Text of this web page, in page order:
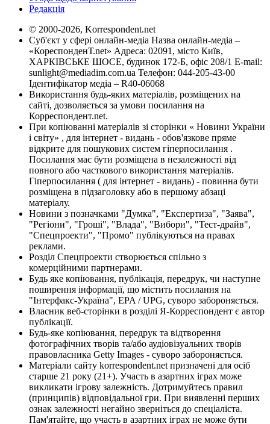
Редакція
© 2000-2026, Korrespondent.net
Суб'єкт у сфері онлайн-медіа Назва онлайн-медіа –
«КореспонденТ.net» Адреса: 02091, місто Київ,
ХАРКІВСЬКЕ ШОСЕ, будинок 172-Б, офіс 208/1 E-mail:
sunlight@mediadim.com.ua Телефон: 044-205-43-00
Ідентифікатор медіа – R40-06068
Використання будь-яких матеріалів, розміщених на
сайті, дозволяється за умови посилання на
Корреспондент.net.
При копіюванні матеріалів зі сторінки « Новини України
і світу» , для інтернет - видань - обов'язкове пряме
відкрите для пошукових систем гіперпосилання .
Посилання має бути розміщена в незалежності від
повного або часткового використання матеріалів.
Гіперпосилання ( для інтернет - видань) - повинна бути
розміщена в підзаголовку або в першому абзаці
матеріалу.
Новини з позначками "Думка", "Експертиза", "Заява",
"Регіони", "Гроші", "Влада", "Вибори", "Тест-драйв",
"Спецпроекти", "Промо" публікуються на правах
реклами.
Розділ Спецпроекти створюється спільно з
комерційними партнерами.
Будь яке копіювання, публікація, передрук, чи наступне
поширення інформації, що містить посилання на
"Інтерфакс-Україна", EPA / UPG, суворо забороняється.
Власник веб-сторінки в розділі Я-Корреспондент є автор
публікації.
Будь-яке копіювання, передрук та відтворення
фотографічних творів та/або аудіовізуальних творів
правовласника Getty Images - суворо забороняється.
Матеріали сайту korrespondent.net призначені для осіб
старше 21 року (21+). Участь в азартних іграх може
викликати ігрову залежність. Дотримуйтесь правил
(принципів) відповідальної гри. При виявленні перших
ознак залежності негайно зверніться до спеціаліста.
Пам'ятайте, що участь в азартних іграх не може бути